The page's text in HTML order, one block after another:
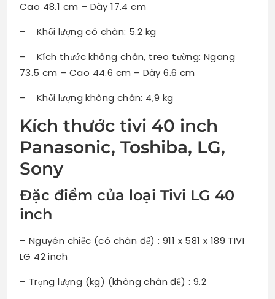
Cao 48.1 cm – Dày 17.4 cm
– Khối lượng có chân: 5.2 kg
– Kích thước không chân, treo tường: Ngang
73.5 cm – Cao 44.6 cm – Dày 6.6 cm
– Khối lượng không chân: 4,9 kg
Kích thước tivi 40 inch
Panasonic, Toshiba, LG,
Sony
Đặc điểm của loại Tivi LG 40
inch
– Nguyên chiếc (có chân đế) : 911 x 581 x 189 TIVI
LG 42 inch
– Trọng lượng (kg) (không chân đế) : 9.2